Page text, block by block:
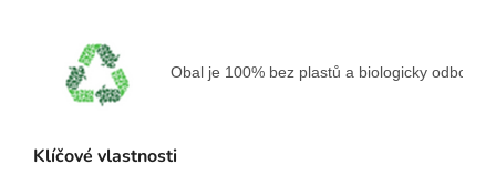
Obal je 100% bez plastů a biologicky
Klíčové vlastnosti